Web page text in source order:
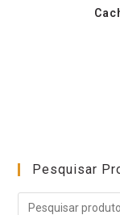
Pesquisar